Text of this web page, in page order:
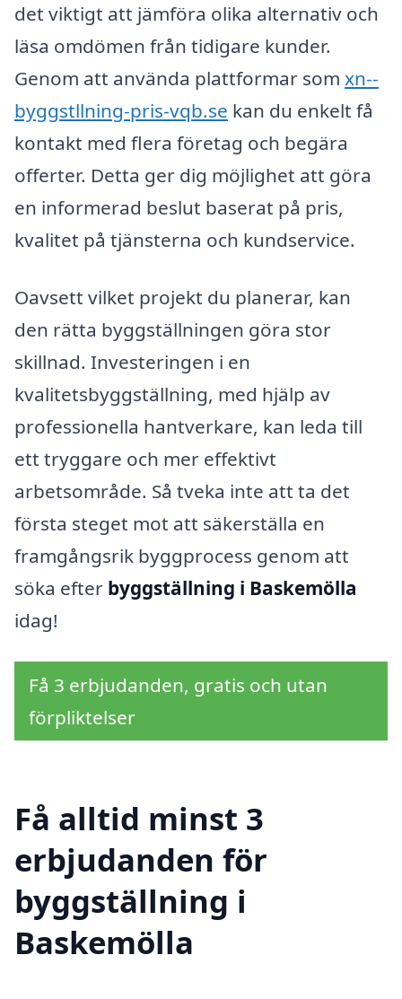
det viktigt att jämföra olika alternativ och
läsa omdömen från tidigare kunder.
Genom att använda plattformar som xn--
byggstllning-pris-vqb.se kan du enkelt få
kontakt med flera företag och begära
offerter. Detta ger dig möjlighet att göra
en informerad beslut baserat på pris,
kvalitet på tjänsterna och kundservice.
Oavsett vilket projekt du planerar, kan
den rätta byggställningen göra stor
skillnad. Investeringen i en
kvalitetsbyggställning, med hjälp av
professionella hantverkare, kan leda till
ett tryggare och mer effektivt
arbetsområde. Så tveka inte att ta det
första steget mot att säkerställa en
framgångsrik byggprocess genom att
söka efter byggställning i Baskemölla
idag!
Få 3 erbjudanden, gratis och utan
förpliktelser
Få alltid minst 3
erbjudanden för
byggställning i
Baskemölla